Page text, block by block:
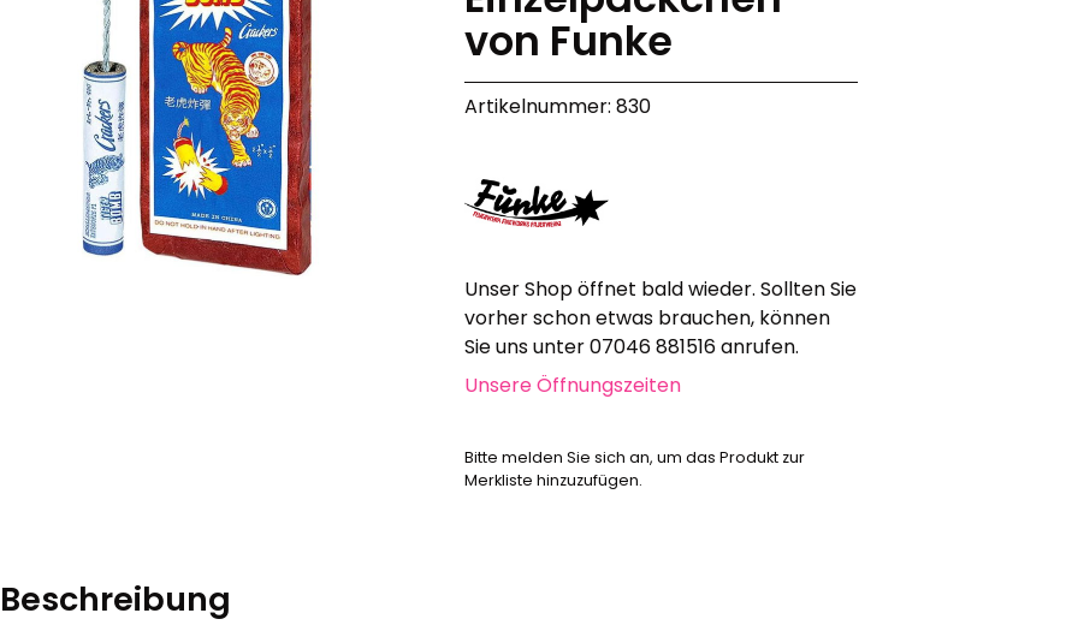
Hochzeit, Geburtstag, Party
Alle anzeigen
Feuerschriften
Indoor-Fontänen
Herz- und Konfetti-Shooter
Wunderkerzen, Fackeln
Tischfeuerwerk
Silvestergießen
Werbeartikel
Bekleidung
Geschenkgutscheine
von Funke
Artikelnummer: 830
Unser Shop öffnet bald wieder. Sollten Sie
vorher schon etwas brauchen, können
Sie uns unter 07046 881516 anrufen.
Unsere Öffnungszeiten
Bitte melden Sie sich an, um das Produkt zur
Merkliste hinzuzufügen.
Beschreibung